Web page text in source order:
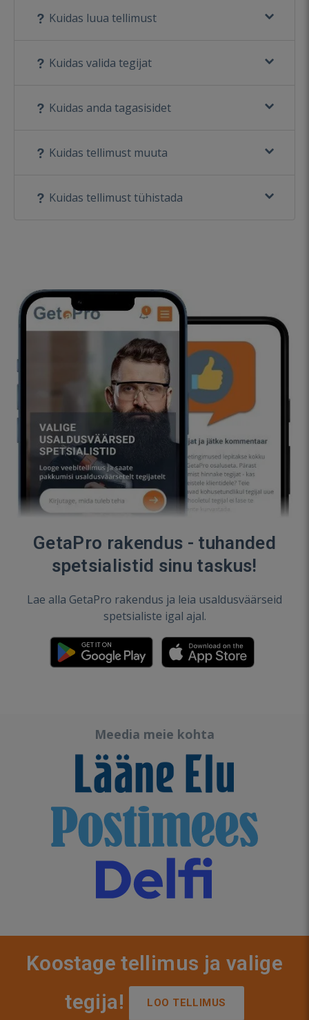
Kuidas luua tellimust
Kuidas valida tegijat
Kuidas anda tagasisidet
Kuidas tellimust muuta
Kuidas tellimust tühistada
GetaPro rakendus - tuhanded
spetsialistid sinu taskus!
Lae alla GetaPro rakendus ja leia usaldusväärseid
spetsialiste igal ajal.
Meedia meie kohta
Koostage tellimus ja valige
tegija!
LOO TELLIMUS